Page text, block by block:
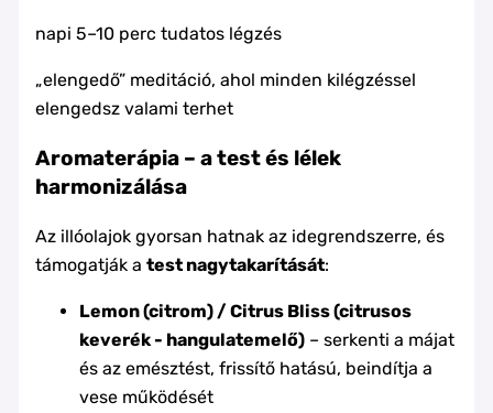
napi 5–10 perc tudatos légzés
„elengedő” meditáció, ahol minden kilégzéssel
elengedsz valami terhet
Aromaterápia – a test és lélek
harmonizálása
Az illóolajok gyorsan hatnak az idegrendszerre, és
támogatják a test nagytakarítását:
Lemon (citrom) / Citrus Bliss (citrusos
keverék - hangulatemelő) – serkenti a májat
és az emésztést, frissítő hatású, beindítja a
vese működését